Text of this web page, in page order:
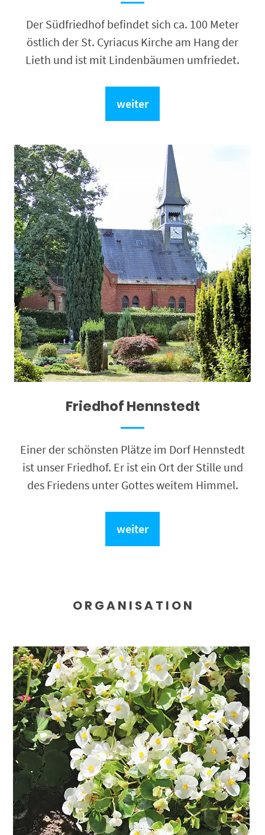
Der Südfriedhof befindet sich ca. 100 Meter
östlich der St. Cyriacus Kirche am Hang der
Lieth und ist mit Lindenbäumen umfriedet.
weiter
Friedhof Hennstedt
Einer der schönsten Plätze im Dorf Hennstedt
ist unser Friedhof. Er ist ein Ort der Stille und
des Friedens unter Gottes weitem Himmel.
weiter
O R G A N I S A T I O N